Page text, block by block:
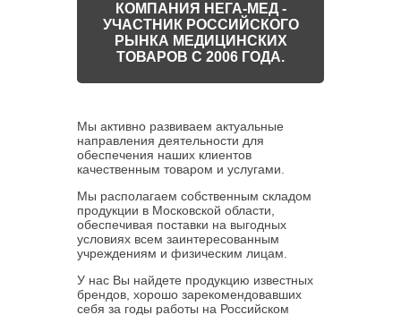
КОМПАНИЯ НЕГА-МЕД -
УЧАСТНИК РОССИЙСКОГО
РЫНКА МЕДИЦИНСКИХ
ТОВАРОВ С 2006 ГОДА.
Мы активно развиваем актуальные
направления деятельности для
обеспечения наших клиентов
качественным товаром и услугами.
Мы располагаем собственным складом
продукции в Московской области,
обеспечивая поставки на выгодных
условиях всем заинтересованным
учреждениям и физическим лицам.
У нас Вы найдете продукцию известных
брендов, хорошо зарекомендовавших
себя за годы работы на Российском